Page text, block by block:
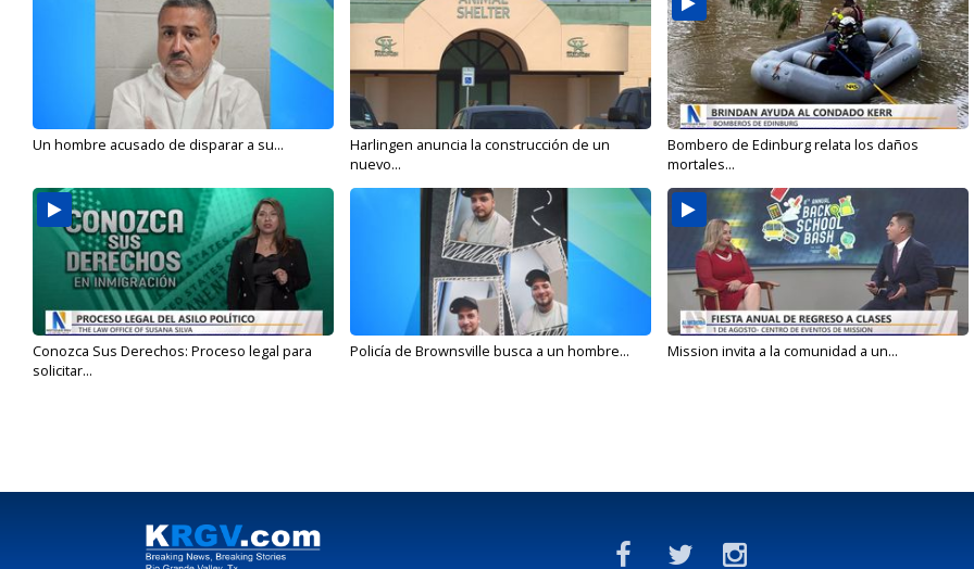
Un hombre acusado de disparar a su...
Harlingen anuncia la construcción de un
nuevo...
Bombero de Edinburg relata los daños
mortales...
Conozca Sus Derechos: Proceso legal para
solicitar...
Policía de Brownsville busca a un hombre... Mission invita a la comunidad a un...